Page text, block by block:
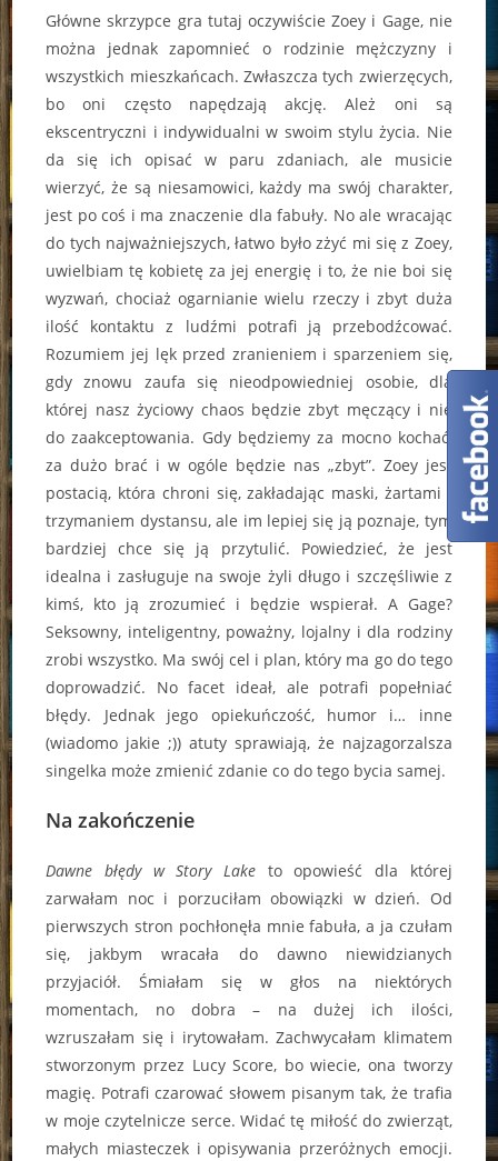
Główne skrzypce gra tutaj oczywiście Zoey i Gage, nie
można jednak zapomnieć o rodzinie mężczyzny i
wszystkich mieszkańcach. Zwłaszcza tych zwierzęcych,
bo oni często napędzają akcję. Ależ oni są
ekscentryczni i indywidualni w swoim stylu życia. Nie
da się ich opisać w paru zdaniach, ale musicie
wierzyć, że są niesamowici, każdy ma swój charakter,
jest po coś i ma znaczenie dla fabuły. No ale wracając
do tych najważniejszych, łatwo było zżyć mi się z Zoey,
uwielbiam tę kobietę za jej energię i to, że nie boi się
wyzwań, chociaż ogarnianie wielu rzeczy i zbyt duża
ilość kontaktu z ludźmi potrafi ją przebodźcować.
Rozumiem jej lęk przed zranieniem i sparzeniem się,
gdy znowu zaufa się nieodpowiedniej osobie, dla
której nasz życiowy chaos będzie zbyt męczący i nie
do zaakceptowania. Gdy będziemy za mocno kochać,
za dużo brać i w ogóle będzie nas „zbyt”. Zoey jest
postacią, która chroni się, zakładając maski, żartami i
trzymaniem dystansu, ale im lepiej się ją poznaje, tym
bardziej chce się ją przytulić. Powiedzieć, że jest
idealna i zasługuje na swoje żyli długo i szczęśliwie z
kimś, kto ją zrozumieć i będzie wspierał. A Gage?
Seksowny, inteligentny, poważny, lojalny i dla rodziny
zrobi wszystko. Ma swój cel i plan, który ma go do tego
doprowadzić. No facet ideał, ale potrafi popełniać
błędy. Jednak jego opiekuńczość, humor i… inne
(wiadomo jakie ;)) atuty sprawiają, że najzagorzalsza
singelka może zmienić zdanie co do tego bycia samej.
Na zakończenie
Dawne błędy w Story Lake to opowieść dla której
zarwałam noc i porzuciłam obowiązki w dzień. Od
pierwszych stron pochłonęła mnie fabuła, a ja czułam
się, jakbym wracała do dawno niewidzianych
przyjaciół. Śmiałam się w głos na niektórych
momentach, no dobra – na dużej ich ilości,
wzruszałam się i irytowałam. Zachwycałam klimatem
stworzonym przez Lucy Score, bo wiecie, ona tworzy
magię. Potrafi czarować słowem pisanym tak, że trafia
w moje czytelnicze serce. Widać tę miłość do zwierząt,
małych miasteczek i opisywania przeróżnych emocji.